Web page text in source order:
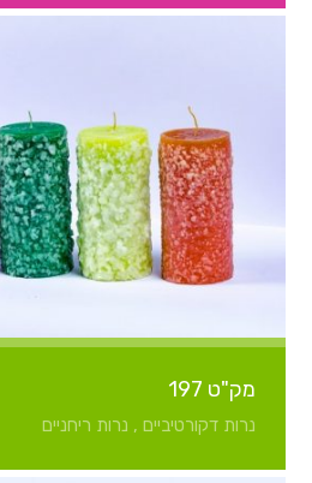
מק"ט 197
נרות דקורטיביים , נרות ריחניים